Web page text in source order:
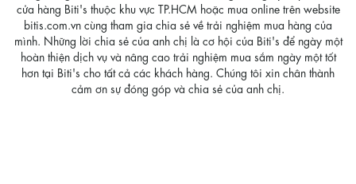
cửa hàng Biti's thuộc khu vực TP.HCM hoặc mua online trên website
bitis.com.vn cùng tham gia chia sẻ về trải nghiệm mua hàng của
mình. Những lời chia sẻ của anh chị là cơ hội của Biti's để ngày một
hoàn thiện dịch vụ và nâng cao trải nghiệm mua sắm ngày một tốt
hơn tại Biti's cho tất cả các khách hàng. Chúng tôi xin chân thành
cảm ơn sự đóng góp và chia sẻ của anh chị.